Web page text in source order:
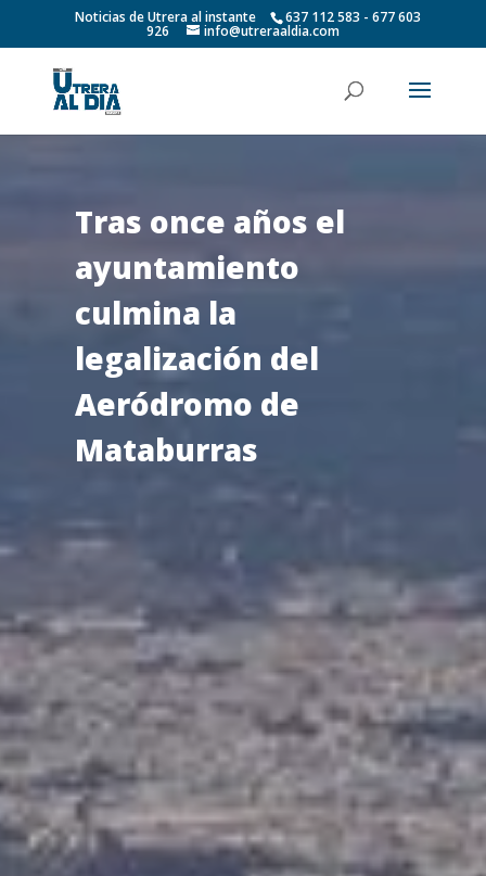
Noticias de Utrera al instante 637 112 583 - 677 603
926 info@utreraaldia.com
Tras once años el
ayuntamiento
culmina la
legalización del
Aeródromo de
Mataburras